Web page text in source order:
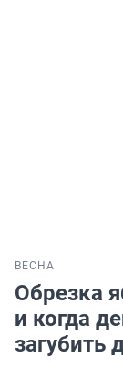
ВЕСНА
Обрезка
и когда
загубить